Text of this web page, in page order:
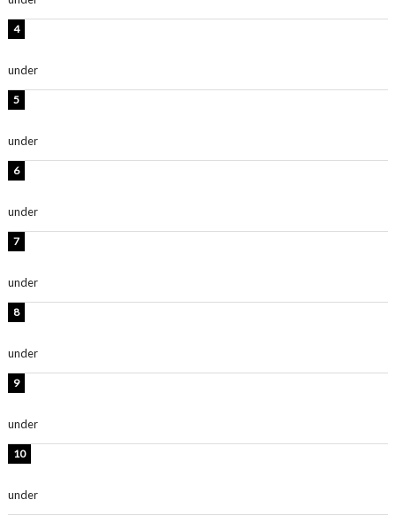
under
under
under
under
under
under
under